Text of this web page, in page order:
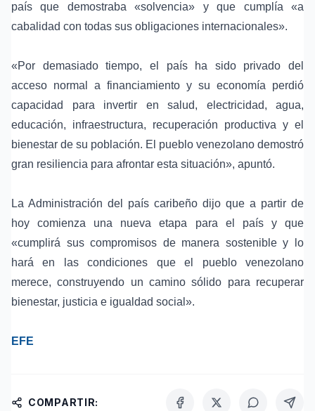
país que demostraba «solvencia» y que cumplía «a
cabalidad con todas sus obligaciones internacionales».
«Por demasiado tiempo, el país ha sido privado del
acceso normal a financiamiento y su economía perdió
capacidad para invertir en salud, electricidad, agua,
educación, infraestructura, recuperación productiva y el
bienestar de su población. El pueblo venezolano demostró
gran resiliencia para afrontar esta situación», apuntó.
La Administración del país caribeño dijo que a partir de
hoy comienza una nueva etapa para el país y que
«cumplirá sus compromisos de manera sostenible y lo
hará en las condiciones que el pueblo venezolano
merece, construyendo un camino sólido para recuperar
bienestar, justicia e igualdad social».
EFE
COMPARTIR: